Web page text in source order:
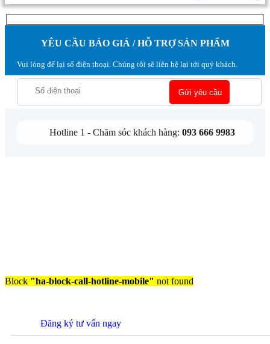
YÊU CẦU BÁO GIÁ / HỖ TRỢ SẢN PHẨM
Vui lòng để lại số điện thoại. Chúng tôi sẽ liên hệ lại tới quý khách.
Hotline 1 - Chăm sóc khách hàng: 093 666 9983
Block "ha-block-call-hotline-mobile" not found
Đăng ký tư vấn ngay